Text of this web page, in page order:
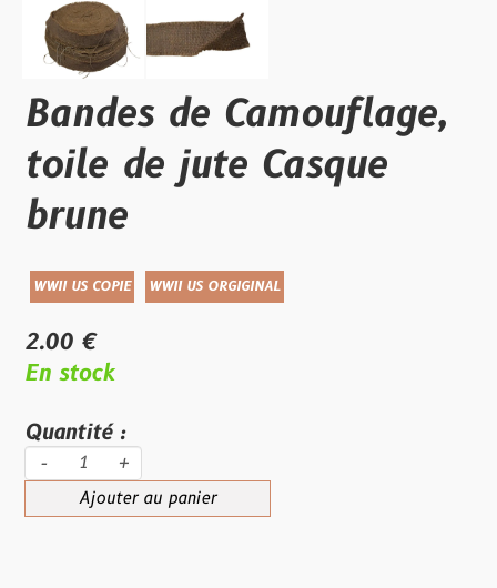
Bandes de Camouflage,
toile de jute Casque
brune
WWII US COPIE WWII US ORGIGINAL
2.00 €
En stock
Quantité :
- +
Ajouter au panier